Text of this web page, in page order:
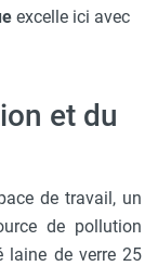
excelle ici avec
et du
de travail, un
de pollution
laine de verre 25